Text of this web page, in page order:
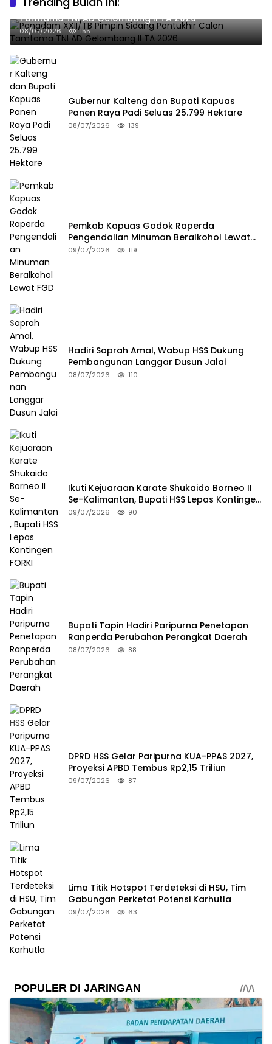
Pangdam XXII/TB Pimpin Sidang Pantukhir Calon
Tamtama TNI AD Gelombang II TA 2026
08/07/2026 155
Gubernur Kalteng dan Bupati Kapuas
Panen Raya Padi Seluas 25.799 Hektare
08/07/2026 139
Pemkab Kapuas Godok Raperda
Pengendalian Minuman Beralkohol Lewat
FGD
09/07/2026 119
Hadiri Saprah Amal, Wabup HSS Dukung
Pembangunan Langgar Dusun Jalai
08/07/2026 110
Ikuti Kejuaraan Karate Shukaido Borneo II
Se-Kalimantan, Bupati HSS Lepas Kontingen
FORKI
09/07/2026 90
Bupati Tapin Hadiri Paripurna Penetapan
Ranperda Perubahan Perangkat Daerah
08/07/2026 88
DPRD HSS Gelar Paripurna KUA-PPAS 2027,
Proyeksi APBD Tembus Rp2,15 Triliun
09/07/2026 87
Lima Titik Hotspot Terdeteksi di HSU, Tim
Gabungan Perketat Potensi Karhutla
09/07/2026 63